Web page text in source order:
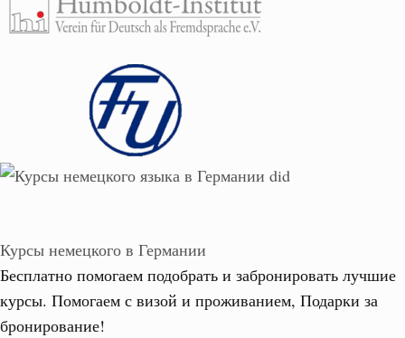
Курсы немецкого в Германии
Бесплатно помогаем подобрать и забронировать лучшие
курсы. Помогаем с визой и проживанием, Подарки за
бронирование!